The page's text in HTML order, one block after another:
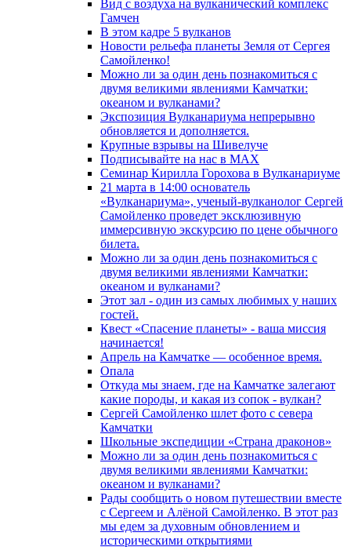
Вид с воздуха на вулканический комплекс
Гамчен
В этом кадре 5 вулканов
Новости рельефа планеты Земля от Сергея
Самойленко!
Можно ли за один день познакомиться с
двумя великими явлениями Камчатки:
океаном и вулканами?
Экспозиция Вулканариума непрерывно
обновляется и дополняется.
Крупные взрывы на Шивелуче
Подписывайте на нас в MAX
Семинар Кирилла Горохова в Вулканариуме
21 марта в 14:00 основатель
«Вулканариума», ученый-вулканолог Сергей
Самойленко проведет эксклюзивную
иммерсивную экскурсию по цене обычного
билета.
Можно ли за один день познакомиться с
двумя великими явлениями Камчатки:
океаном и вулканами?
Этот зал - один из самых любимых у наших
гостей.
Квест «Спасение планеты» - ваша миссия
начинается!
Апрель на Камчатке — особенное время.
Опала
Откуда мы знаем, где на Камчатке залегают
какие породы, и какая из сопок - вулкан?
Сергей Самойленко шлет фото с севера
Камчатки
Школьные экспедиции «Страна драконов»
Можно ли за один день познакомиться с
двумя великими явлениями Камчатки:
океаном и вулканами?
Рады сообщить о новом путешествии вместе
с Сергеем и Алёной Самойленко. В этот раз
мы едем за духовным обновлением и
историческими открытиями